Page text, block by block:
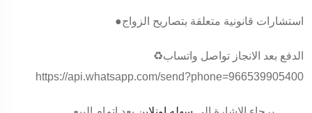
●استشارات قانونية متعلقة بتصاريح الزواج
♻️الدفع بعد الانجاز تواصل واتساب
https://api.whatsapp.com/send?phone=966539905400